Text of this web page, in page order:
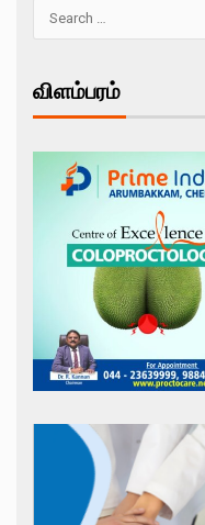
விளம்பரம்